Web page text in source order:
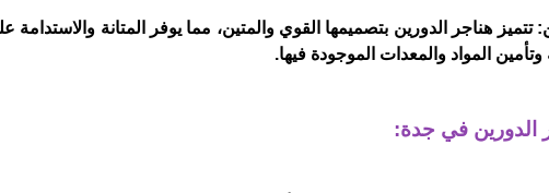
هناجر الدورين بتصميمها القوي والمتين، مما يوفر المتانة
المواد والمعدات الموجودة فيها.
الدورين في جدة: